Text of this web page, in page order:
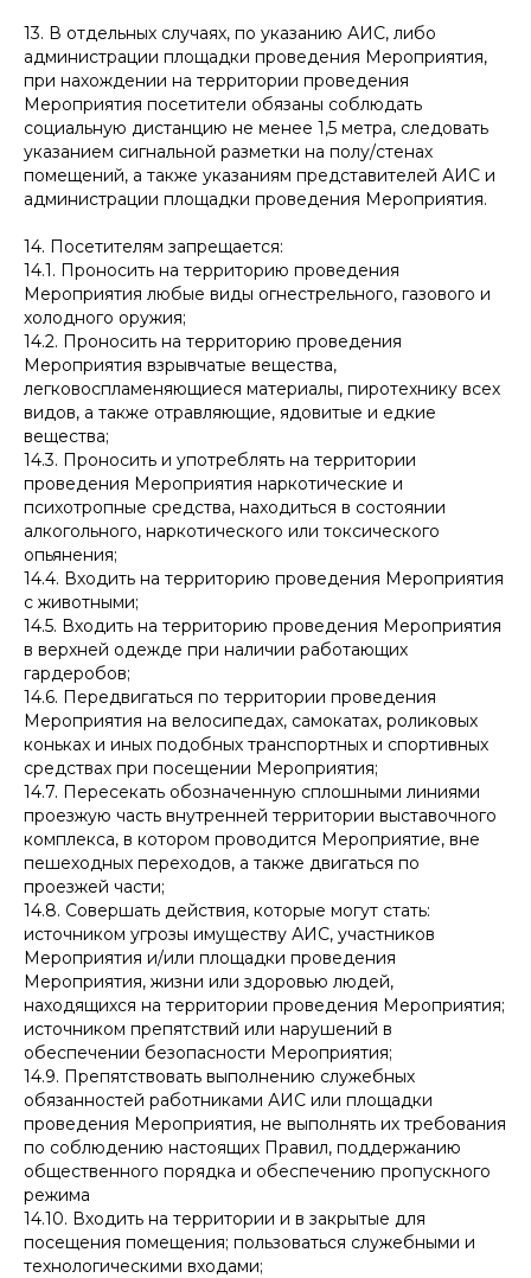
13. В отдельных случаях, по указанию АИС, либо
администрации площадки проведения Мероприятия,
при нахождении на территории проведения
Мероприятия посетители обязаны соблюдать
социальную дистанцию не менее 1,5 метра, следовать
указанием сигнальной разметки на полу/стенах
помещений, а также указаниям представителей АИС и
администрации площадки проведения Мероприятия.
14. Посетителям запрещается:
14.1. Проносить на территорию проведения
Мероприятия любые виды огнестрельного, газового и
холодного оружия;
14.2. Проносить на территорию проведения
Мероприятия взрывчатые вещества,
легковоспламеняющиеся материалы, пиротехнику всех
видов, а также отравляющие, ядовитые и едкие
вещества;
14.3. Проносить и употреблять на территории
проведения Мероприятия наркотические и
психотропные средства, находиться в состоянии
алкогольного, наркотического или токсического
опьянения;
14.4. Входить на территорию проведения Мероприятия
с животными;
14.5. Входить на территорию проведения Мероприятия
в верхней одежде при наличии работающих
гардеробов;
14.6. Передвигаться по территории проведения
Мероприятия на велосипедах, самокатах, роликовых
коньках и иных подобных транспортных и спортивных
средствах при посещении Мероприятия;
14.7. Пересекать обозначенную сплошными линиями
проезжую часть внутренней территории выставочного
комплекса, в котором проводится Мероприятие, вне
пешеходных переходов, а также двигаться по
проезжей части;
14.8. Совершать действия, которые могут стать:
источником угрозы имуществу АИС, участников
Мероприятия и/или площадки проведения
Мероприятия, жизни или здоровью людей,
находящихся на территории проведения Мероприятия;
источником препятствий или нарушений в
обеспечении безопасности Мероприятия;
14.9. Препятствовать выполнению служебных
обязанностей работниками АИС или площадки
проведения Мероприятия, не выполнять их требования
по соблюдению настоящих Правил, поддержанию
общественного порядка и обеспечению пропускного
режима
14.10. Входить на территории и в закрытые для
посещения помещения; пользоваться служебными и
технологическими входами;